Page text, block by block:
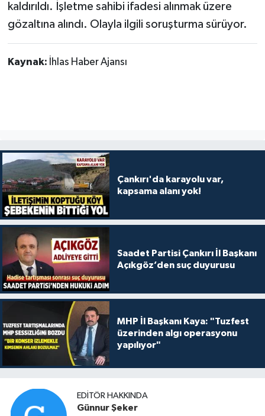
kaldırıldı. İşletme sahibi ifadesi alınmak üzere
gözaltına alındı. Olayla ilgili soruşturma sürüyor.
Kaynak: İhlas Haber Ajansı
Çankırı'da karayolu var,
kapsama alanı yok!
Saadet Partisi Çankırı İl Başkanı
Açıkgöz’den suç duyurusu
MHP İl Başkanı Kaya: "Tuzfest
üzerinden algı operasyonu
yapılıyor"
EDITÖR HAKKINDA
Günnur Şeker